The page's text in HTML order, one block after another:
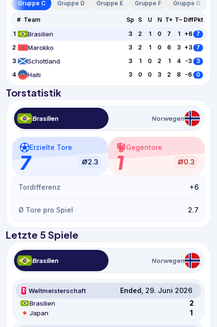
Gruppe C Gruppe D Gruppe E Gruppe F Gruppe G
# Team Sp S U N T+ T− DiffPkt
1
Brasilien 3 2 1 0 7 1 +6 7
2
Marokko 3 2 1 0 6 3 +3 7
3
Schottland 3 1 0 2 1 4 -3
3
4
Haiti 3 0 0 3 2 8 -6 0
Torstatistik
Brasilien Norwegen
Erzielte Tore
7 2.3
Gegentore
1 0.3
Tordifferenz +6
Ø Tore pro Spiel 2.7
Letzte 5 Spiele
Brasilien Norwegen
Weltmeisterschaft Ended , 29. Juni 2026
Brasilien 2
Japan 1